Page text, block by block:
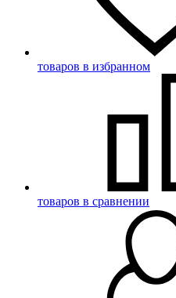
товаров в избранном
товаров в сравнении